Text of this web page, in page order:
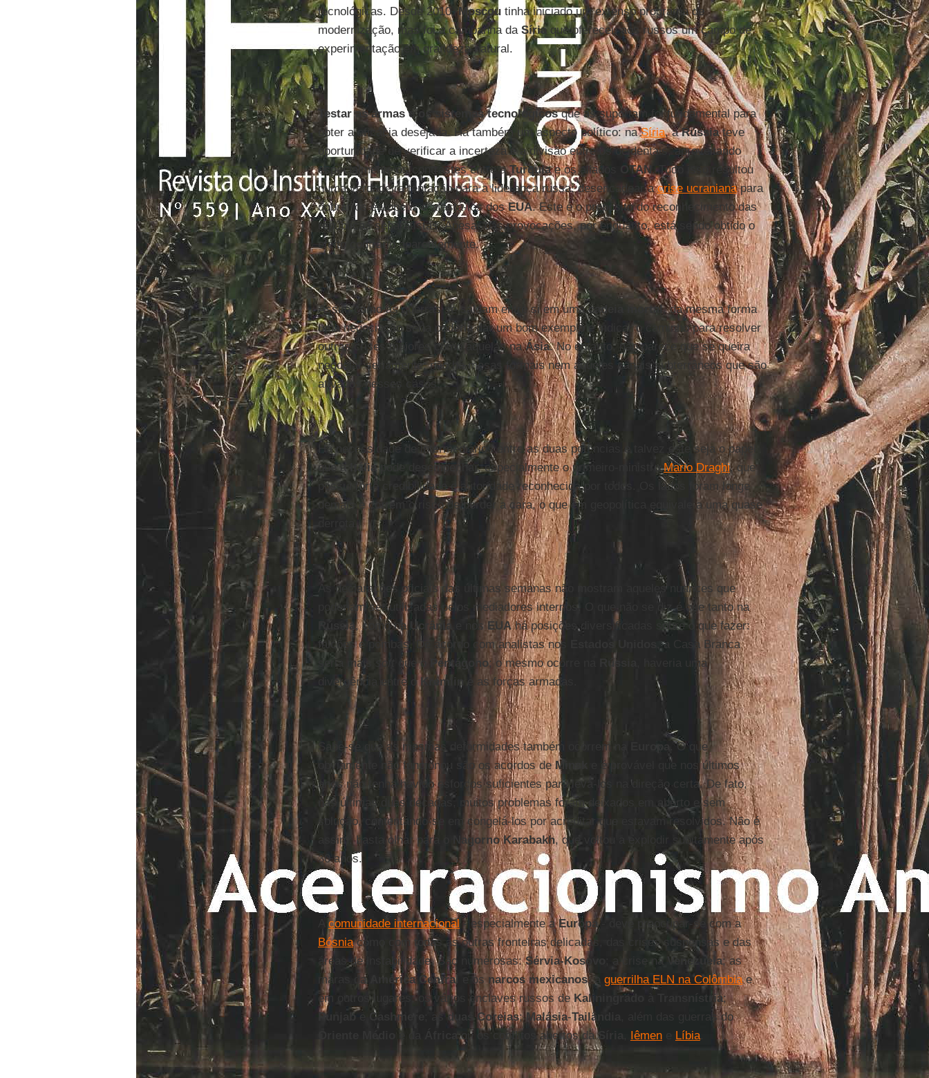
tecnológicas. Desde 2010,Moscoutinha iniciado um extenso programa de
modernização, mas foi a campanha da Síriaque ofereceu aos russos um campo de
experimentação em grandeza natural.
Testar as armas e os sistemas tecnológicosque as suportam foi fundamental para
obter a eficácia desejada. Há também um aspecto político: naSíria, aRússiateve
oportunidade de verificar a incerteza e a divisão entre os ocidentais, aproveitando
especialmente os contrastes entre aTurquiae os aliados OTAN. Tudo isso resultou
numa verdadeira tentação para a liderança russa: desencadear acrise ucranianapara
dobrar os europeus e afastá-los dosEUA. Este é o propósito do reconhecimento das
repúblicas separatistas. Apesar das provocações, por enquanto, está sendo obtido o
efeito contrário aparentemente.
Assim como as guerras se saldam entre si em umacadeia mortal, da mesma forma
uma negociação séria poderia dar um bom exemplo e indicar o caminho para resolver
outras crises maiores como aquelas naÁsia. No entanto, não parece que se queira
negociar seriamente: não há mesas formais nem aqueles canais subterrâneos que são
ativados nesses casos.
Há necessidade de intermediários entre as duas potências e talvez este seja o papel
que a Itáliapode desempenhar, especialmente o primeiro-ministroMario Draghi, que
possui forte credibilidade e autoridade reconhecida por todos. Os lados foram longe
demais e correm o risco de perder a cara, o que em geopolítica equivale a uma quase
As declarações oficiais das últimas semanas não mostram aqueles nuances que
poderiam ser utilizadas pelos mediadores internos. O que não se diz é que tanto na
Rússia, como na Ucrânia e nos EUAhá posições diversificadas sobre o que fazer:
falcões e pombas. De acordo com analistas nos
, a Casa Branca
seria mais
soft que o Pentágono; o mesmo ocorre na Rússia
, haveria uma
divergência entre o Kremlin e as forças armadas.
Sabe-se que as mesmas deformidades também ocorrem na Europa
. O que
obviamente não funcionou são os acordos deMinsk
e é provável que nos últimos
anos não tenha havido esforços suficientes para levá-los na direção certa. De fato,
nas últimas duas décadas, muitos problemas foram deixados em aberto e sem
solução, contentando-se em congelá-los por acreditar que estavam resolvidos. Não é
assim: basta olhar para o
Nagorno Karabakh, que voltou a explodir subitamente após
30 anos.
comunidade internacional - especialmente aEuropa- deve preocupar-se com a
Bósniacomo com todas as outras fronteiras delicadas, das crises suspensas e das
áreas de instabilidade. São numerosas:Sérvia-Kosovo ; a crise na Venezuela; as
maras da
América Central e os narcos mexicanos; a guerrilha ELN na Colômbiae
em outros lugares; os vários enclaves russos deKaliningrado Transnístria;
Punjab
Cashmere ; as duas Coreias;Malásia-Tailândia
, além das guerras do
Oriente Médio
ou os conflitos abertos daSíria Iêmene Líbia.